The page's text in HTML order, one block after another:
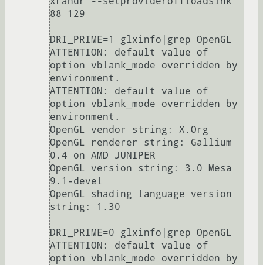
88 129
DRI_PRIME=1 glxinfo|grep OpenGL
ATTENTION: default value of
option vblank_mode overridden by
environment.
ATTENTION: default value of
option vblank_mode overridden by
environment.
OpenGL vendor string: X.Org
OpenGL renderer string: Gallium
0.4 on AMD JUNIPER
OpenGL version string: 3.0 Mesa
9.1-devel
OpenGL shading language version
string: 1.30
DRI_PRIME=0 glxinfo|grep OpenGL
ATTENTION: default value of
option vblank_mode overridden by